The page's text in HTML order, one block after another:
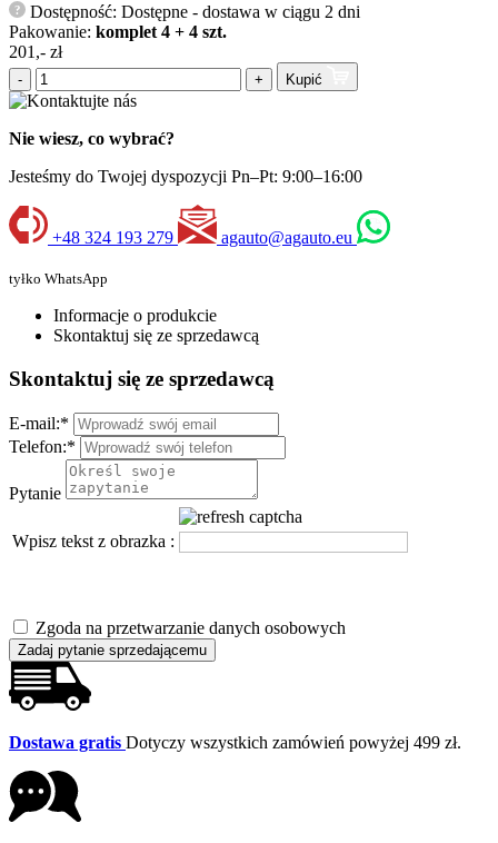
?
Dostępność: Dostępne - dostawa w ciągu 2 dni
Pakowanie: komplet 4 + 4 szt.
201,- zł
- + Kupić
Nie wiesz, co wybrać?
Jesteśmy do Twojej dyspozycji Pn–Pt: 9:00–16:00
+48 324 193 279 agauto@agauto.eu
tyłko WhatsApp
Informacje o produkcie
Skontaktuj się ze sprzedawcą
Skontaktuj się ze sprzedawcą
E-mail:*
Telefon:*
Pytanie
Wpisz tekst z obrazka :
Zgoda na przetwarzanie danych osobowych
Zadaj pytanie sprzedającemu
Dostawa gratis Dotyczy wszystkich zamówień powyżej 499 zł.